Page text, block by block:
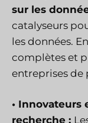
sur les
catalyseurs
les données.
complètes et
entreprises de
• Innovateurs
recherche :